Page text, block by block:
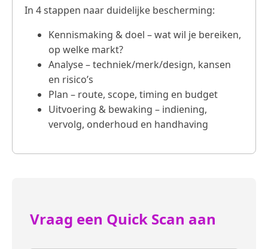
In 4 stappen naar duidelijke bescherming:
Kennismaking & doel – wat wil je bereiken,
op welke markt?
Analyse – techniek/merk/design, kansen
en risico’s
Plan – route, scope, timing en budget
Uitvoering & bewaking – indiening,
vervolg, onderhoud en handhaving
Vraag een Quick Scan aan